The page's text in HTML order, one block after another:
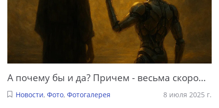
А почему бы и да? Причем - весьма скоро...
Новости, Фото, Фотогалерея 8 июля 2025 г.